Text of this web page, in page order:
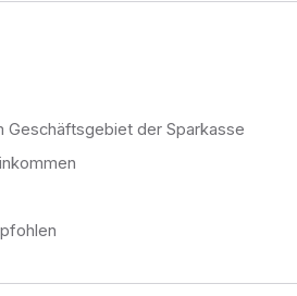
Geschäftsgebiet der Sparkasse